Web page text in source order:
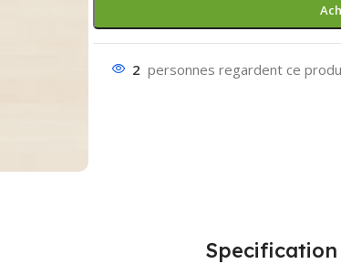
2 personnes regardent ce
Specification